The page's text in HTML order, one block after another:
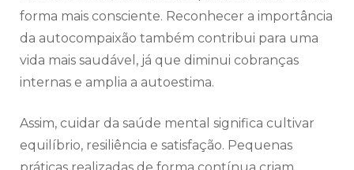
forma mais consciente. Reconhecer a importância
da autocompaixão também contribui para uma
vida mais saudável, já que diminui cobranças
internas e amplia a autoestima.
Assim, cuidar da saúde mental significa cultivar
equilíbrio, resiliência e satisfação. Pequenas